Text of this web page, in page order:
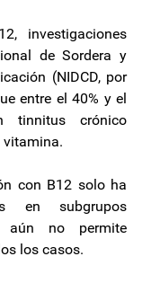
investigaciones
de Sordera y
(NIDCD, por
entre el 40% y el
tinnitus crónico
vitamina.
con B12 solo ha
en subgrupos
aún no permite
los casos.